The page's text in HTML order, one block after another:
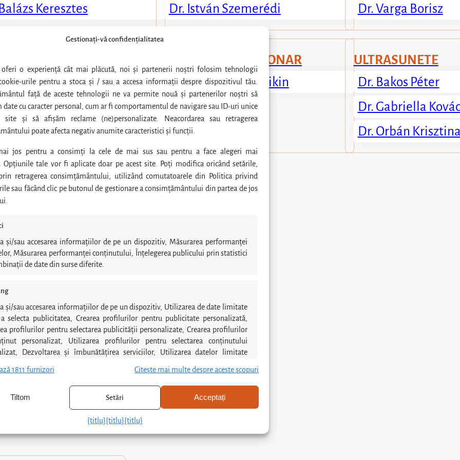
Gestionați-vă confidențialitatea
oferi o experiență cât mai plăcută, noi și partenerii noștri folosim tehnologii
urile pentru a stoca și / sau a accesa informații despre dispozitivul tău.
față de aceste tehnologii ne va permite nouă și partenerilor noștri să
date cu caracter personal, cum ar fi comportamentul de navigare sau ID-uri unice
site și să afișăm reclame (ne)personalizate. Neacordarea sau retragerea
poate afecta negativ anumite caracteristici și funcții.
jos pentru a consimți la cele de mai sus sau pentru a face alegeri mai
Opțiunile tale vor fi aplicate doar pe acest site. Poți modifica oricând setările,
retragerea consimțământului, utilizând comutatoarele din Politica privind
sau făcând clic pe butonul de gestionare a consimțământului din partea de jos
și/sau accesarea informațiilor de pe un dispozitiv, Măsurarea performanței
Măsurarea performanței conținutului, Înțelegerea publicului prin statistici
de date din surse diferite.
și/sau accesarea informațiilor de pe un dispozitiv, Utilizarea de date limitate
selecta publicitatea, Crearea profilurilor pentru publicitate personalizată,
profilurilor pentru selectarea publicității personalizate, Crearea profilurilor
personalizat, Utilizarea profilurilor pentru selectarea conținutului
Dezvoltarea și îmbunătățirea serviciilor, Utilizarea datelor limitate
și combinarea datelor din alte surse de date, Conectarea mai
dispozitive, Identificarea dispozitivelor pe baza informațiilor
unor date precise de geolocație, Identificarea dispozitivelor pe baza
1811 furnizori Citește mai multe despre aceste scopuri
Acceptați
Tiltom Setări
{titlu}{titlu}{titlu}
Keresztes
Dr. István Szemerédi
Dr. Varga Borisz
Rokszin
SPECIALIST PULMONAR
Dr. Lyubomir Jancsikin
ULTRASUNETE
Dr. Bakos Péter
Dr. Gabriella
Dr. Orbán
Őry-Tóth
Oroszi
dentară